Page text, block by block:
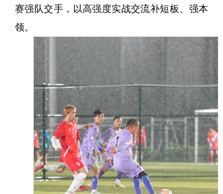
赛强队交手，以高强度实战交流补短板、强本
领。